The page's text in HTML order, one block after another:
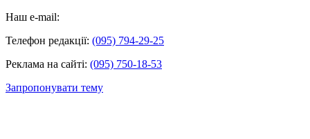
Наш e-mail:
Телефон редакції: (095) 794-29-25
Реклама на сайті: (095) 750-18-53
Запропонувати тему